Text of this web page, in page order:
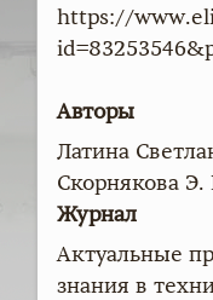
https://
Авторы
Латина
Скорнякова Э.
Журнал
Актуальные
знания в